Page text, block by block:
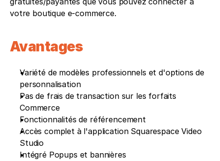
votre boutique e-commerce.
Avantages
Variété de modèles professionnels et d'options de
personnalisation
Pas de frais de transaction sur les forfaits
Commerce
Fonctionnalités de référencement
Accès complet à l'application Squarespace Video
Studio
Intégré Popups et bannières